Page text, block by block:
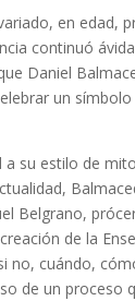
en edad,
continuó
Daniel
un
a su estilo de
Belgrano,
de la
no, cuándo,
de un proceso